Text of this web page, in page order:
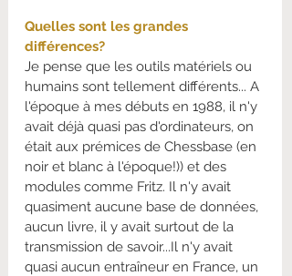
Quelles sont les grandes
différences?
Je pense que les outils matériels ou
humains sont tellement différents... A
l'époque à mes débuts en 1988, il n'y
avait déjà quasi pas d'ordinateurs, on
était aux prémices de Chessbase (en
noir et blanc à l'époque!)) et des
modules comme Fritz. Il n'y avait
quasiment aucune base de données,
aucun livre, il y avait surtout de la
transmission de savoir...Il n'y avait
quasi aucun entraîneur en France, un